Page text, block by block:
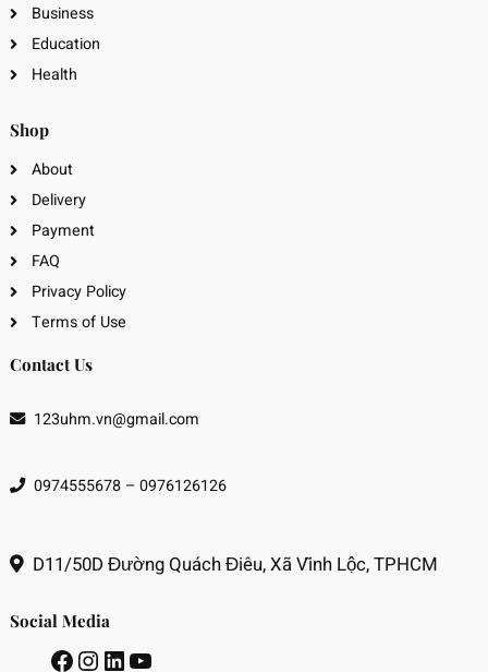
Business
Education
Health
Shop
About
Delivery
Payment
FAQ
Privacy Policy
Terms of Use
Contact Us
123uhm.vn@gmail.com
0974555678 – 0976126126
D11/50D Đường Quách Điêu, Xã Vĩnh Lộc, TPHCM
Social Media
Facebook Instagram LinkedIn Youtube